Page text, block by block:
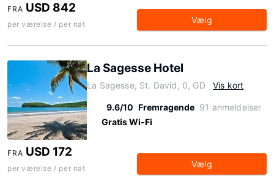
FRA USD 842
per værelse / per nat Vælg
La Sagesse Hotel
La Sagesse, St. David, 0, GD Vis kort
9.6/10 Fremragende 91 anmeldelser
Gratis Wi-Fi
FRA USD 172
per værelse / per nat Vælg